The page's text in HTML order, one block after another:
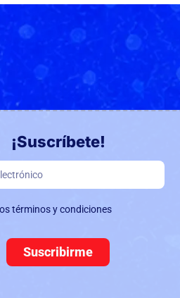
¡Suscríbete!
términos y condiciones
Suscribirme